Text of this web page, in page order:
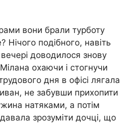
вони брали турботу
Нічого подібного, навіть
доводилося знову
охаючи і стогнучи
дня в офісі лягала
не забувши прихопити
натяками, а потім
зрозуміти дочці, що